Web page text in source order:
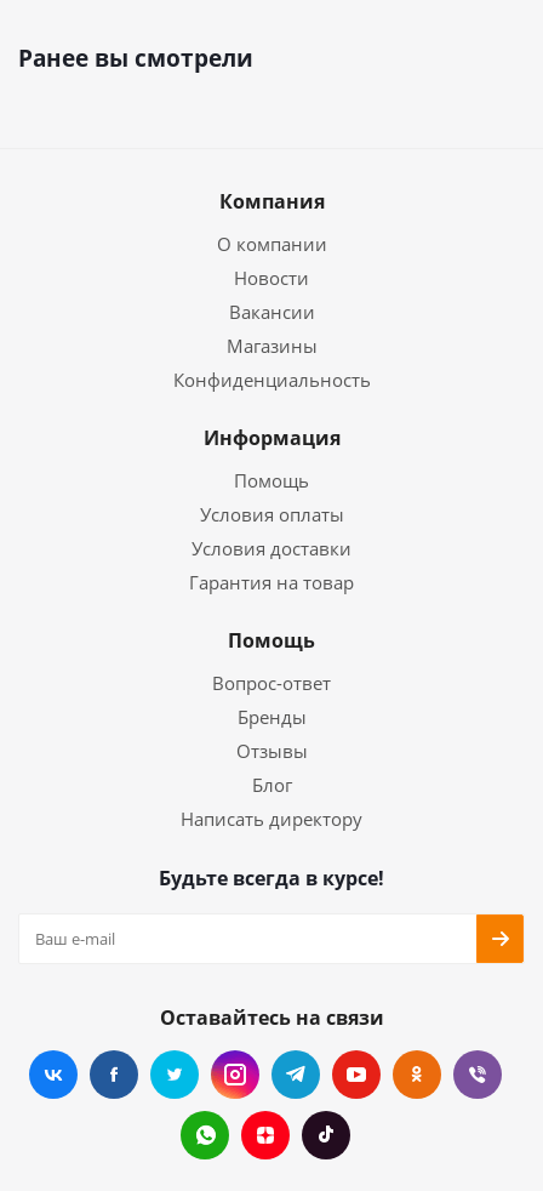
Ранее вы смотрели
Компания
О компании
Новости
Вакансии
Магазины
Конфиденциальность
Информация
Помощь
Условия оплаты
Условия доставки
Гарантия на товар
Помощь
Вопрос-ответ
Бренды
Отзывы
Блог
Написать директору
Будьте всегда в курсе!
Оставайтесь на связи